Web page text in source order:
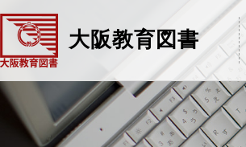
大阪教育図書